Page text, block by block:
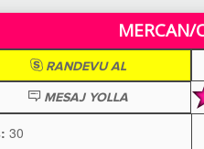
MERCAN/
RANDEVU AL
MESAJ YOLLA
30